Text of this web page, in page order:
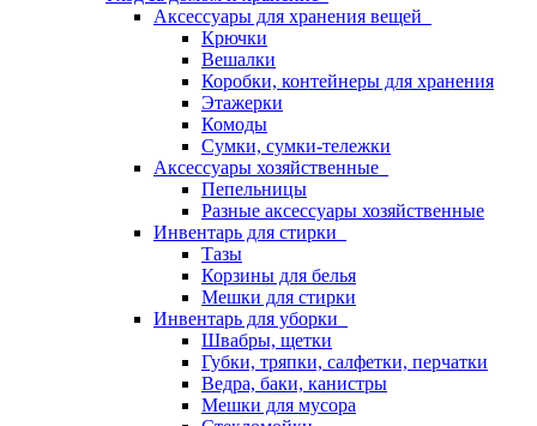
Аксессуары для хранения вещей
Крючки
Вешалки
Коробки, контейнеры для хранения
Этажерки
Комоды
Сумки, сумки-тележки
Аксессуары хозяйственные
Пепельницы
Разные аксессуары хозяйственные
Инвентарь для стирки
Тазы
Корзины для белья
Мешки для стирки
Инвентарь для уборки
Швабры, щетки
Губки, тряпки, салфетки, перчатки
Ведра, баки, канистры
Мешки для мусора